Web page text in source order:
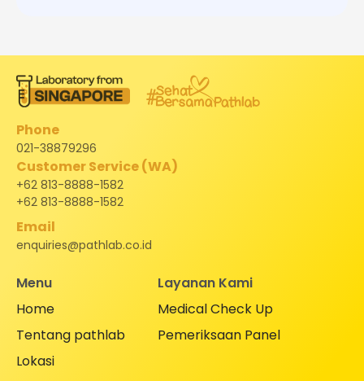
Phone
021-38879296
Customer Service (WA)
+62 813-8888-1582
+62 813-8888-1582
Email
enquiries@pathlab.co.id
Menu
Home
Tentang pathlab
Lokasi
Layanan Kami
Medical Check Up
Pemeriksaan Panel